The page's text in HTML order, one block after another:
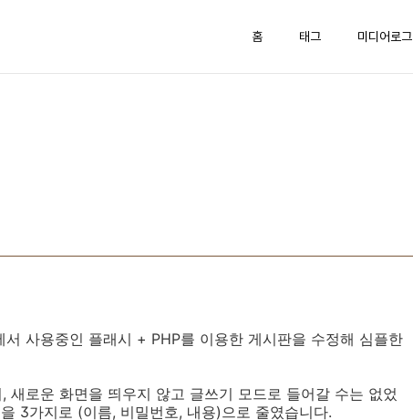
홈 태그 미디어로그
서 사용중인 플래시 + PHP를 이용한 게시판을 수정해 심플한
로운 화면을 띄우지 않고 글쓰기 모드로 들어갈 수는 없었
3가지로 (이름, 비밀번호, 내용)으로 줄였습니다.